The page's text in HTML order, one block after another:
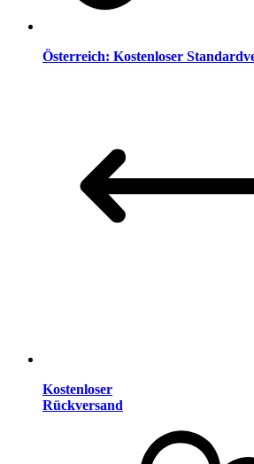
Österreich: Kostenloser
Kostenloser
Rückversand